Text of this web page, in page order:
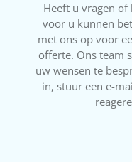
Heeft u vragen
voor u kunnen
met ons op voor
offerte. Ons team
uw wensen te
in, stuur een e-